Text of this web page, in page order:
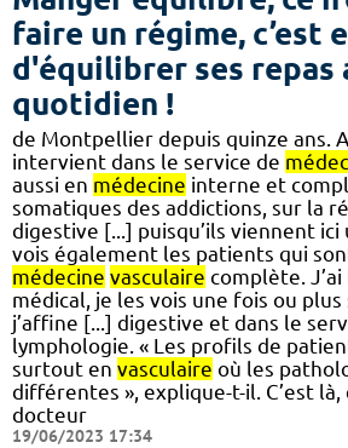
faire un régime, c’est
d'équilibrer ses repas
quotidien !
de Montpellier depuis quinze ans.
intervient dans le service de
aussi en médecine interne et
somatiques des addictions, sur la
digestive [...] puisqu’ils viennent ici
vois également les patients qui
médecine vasculaire complète.
médical, je les vois une fois ou plus
j’affine [...] digestive et dans le
lymphologie. « Les profils de
surtout en vasculaire où les
différentes », explique-t-il. C’est là,
docteur
19/06/2023 17:34